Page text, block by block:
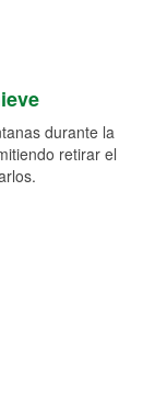
durante la
retirar el